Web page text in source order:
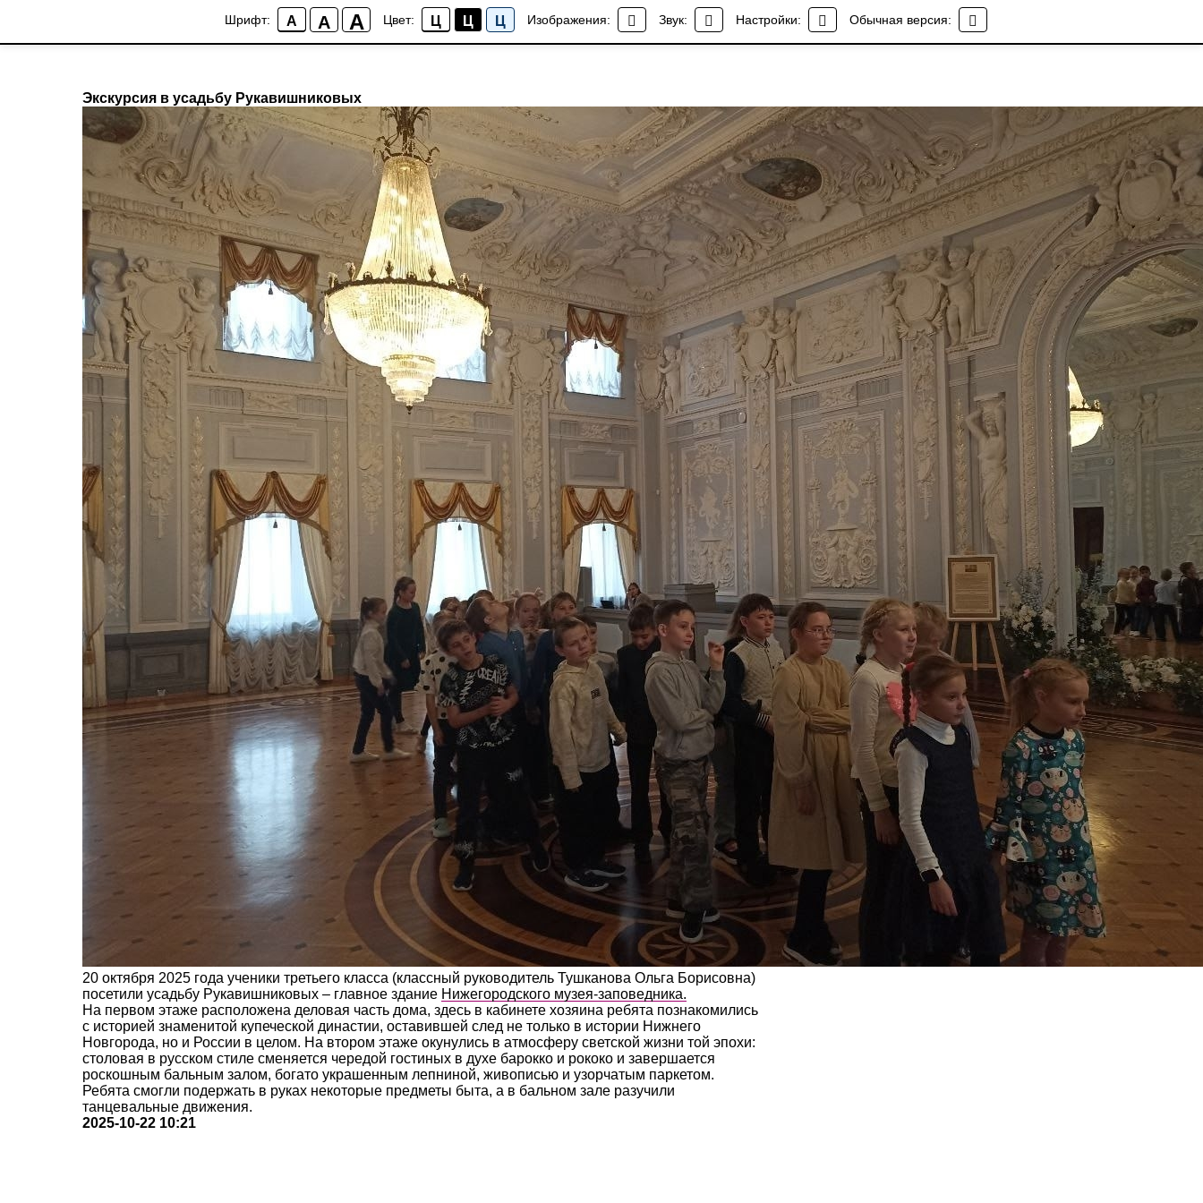
Шрифт: A A A Цвет: Ц Ц Ц Изображения: Звук: Настройки: Обычная версия:
Экскурсия в усадьбу Рукавишниковых
20 октября 2025 года ученики третьего класса (классный руководитель Тушканова Ольга Борисовна)
посетили усадьбу Рукавишниковых – главное здание Нижегородского музея-заповедника.
На первом этаже расположена деловая часть дома, здесь в кабинете хозяина ребята познакомились
с историей знаменитой купеческой династии, оставившей след не только в истории Нижнего
Новгорода, но и России в целом. На втором этаже окунулись в атмосферу светской жизни той эпохи:
столовая в русском стиле сменяется чередой гостиных в духе барокко и рококо и завершается
роскошным бальным залом, богато украшенным лепниной, живописью и узорчатым паркетом.
Ребята смогли подержать в руках некоторые предметы быта, а в бальном зале разучили
танцевальные движения.
2025-10-22 10:21